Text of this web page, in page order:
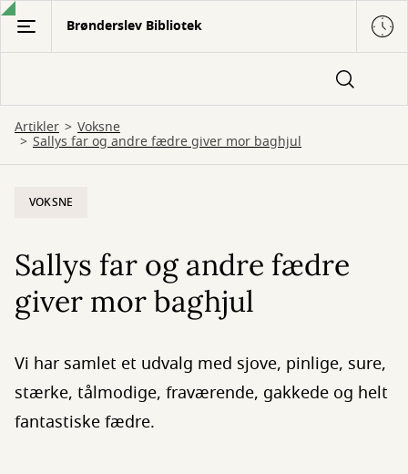
Gå
hovedindhold
Brønderslev Bibliotek
Artikler Voksne
Sallys far og andre fædre giver mor baghjul
VOKSNE
Sallys far og andre fædre
giver mor baghjul
Vi har samlet et udvalg med sjove, pinlige, sure,
stærke, tålmodige, fraværende, gakkede og helt
fantastiske fædre.